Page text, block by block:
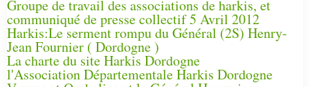
Groupe de travail des associations de harkis, et
communiqué de presse collectif 5 Avril 2012
Harkis:Le serment rompu du Général (2S) Henry-
Jean Fournier ( Dordogne )
La charte du site Harkis Dordogne
l'Association Départementale Harkis Dordogne